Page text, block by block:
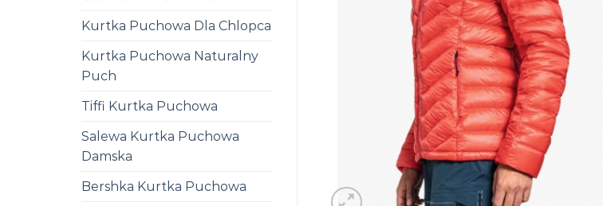
Kurtka Puchowa Dla Chlopca
Kurtka Puchowa Naturalny
Puch
Tiffi Kurtka Puchowa
Salewa Kurtka Puchowa
Damska
Bershka Kurtka Puchowa